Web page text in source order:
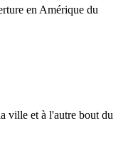
en Amérique du
ville et à l'autre bout du